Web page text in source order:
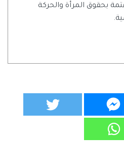
بحقوق المرأة والحركة